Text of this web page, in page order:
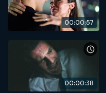
00:00:57
00:00:38